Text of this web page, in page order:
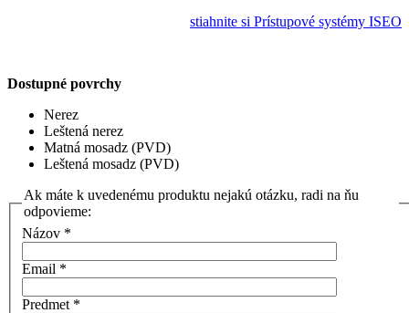
stiahnite si Prístupové systémy ISEO
Dostupné povrchy
Nerez
Leštená nerez
Matná mosadz (PVD)
Leštená mosadz (PVD)
Ak máte k uvedenému produktu nejakú otázku, radi na ňu
odpovieme:
Názov *
Email *
Predmet *